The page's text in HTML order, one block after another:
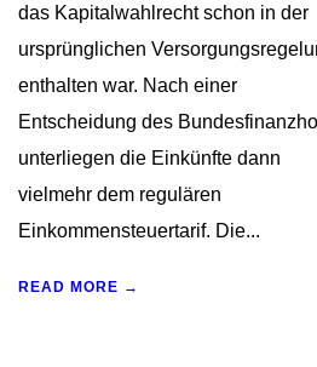
das Kapitalwahlrecht schon in der
ursprünglichen
enthalten war. Nach einer
Entscheidung des
unterliegen die Einkünfte dann
vielmehr dem regulären
Einkommensteuertarif. Die...
READ MORE →